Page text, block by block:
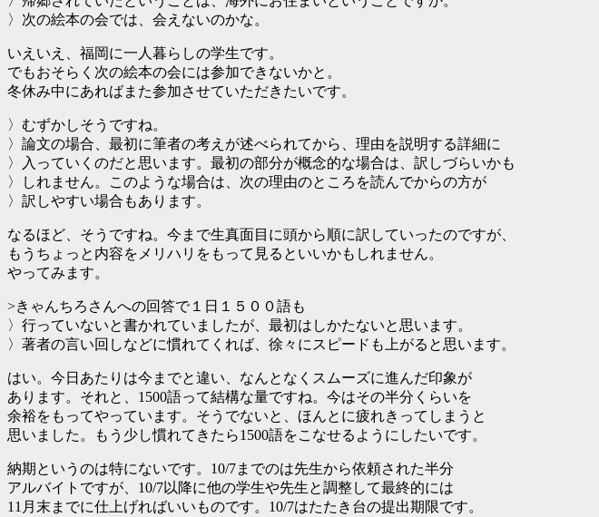
〉次の絵本の会では、会えないのかな。
いえいえ、福岡に一人暮らしの学生です。
でもおそらく次の絵本の会には参加できないかと。
冬休み中にあればまた参加させていただきたいです。
〉むずかしそうですね。
〉論文の場合、最初に筆者の考えが述べられてから、理由を説明する詳細に
〉入っていくのだと思います。最初の部分が概念的な場合は、訳しづらいかも
〉しれません。このような場合は、次の理由のところを読んでからの方が
〉訳しやすい場合もあります。
なるほど、そうですね。今まで生真面目に頭から順に訳していったのですが、
もうちょっと内容をメリハリをもって見るといいかもしれません。
やってみます。
>きゃんちろさんへの回答で１日１５００語も
〉行っていないと書かれていましたが、最初はしかたないと思います。
〉著者の言い回しなどに慣れてくれば、徐々にスピードも上がると思います。
はい。今日あたりは今までと違い、なんとなくスムーズに進んだ印象が
あります。それと、1500語って結構な量ですね。今はその半分くらいを
余裕をもってやっています。そうでないと、ほんとに疲れきってしまうと
思いました。もう少し慣れてきたら1500語をこなせるようにしたいです。
納期というのは特にないです。10/7までのは先生から依頼された半分
アルバイトですが、10/7以降に他の学生や先生と調整して最終的には
11月末までに仕上げればいいものです。10/7はたたき台の提出期限です。